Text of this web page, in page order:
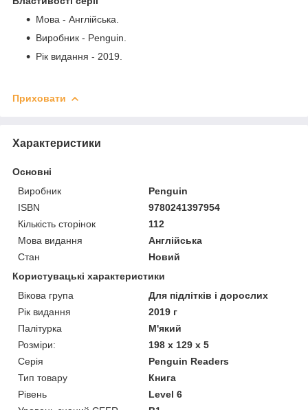
Мова - Англійська.
Виробник - Penguin.
Рік видання - 2019.
Приховати
Характеристики
Основні
Виробник
Penguin
ISBN
9780241397954
Кількість сторінок
112
Мова видання
Англійська
Стан
Новий
Користувацькі характеристики
Вікова група
Для підлітків і дорослих
Рік видання
2019 г
Палітурка
М'який
Розміри:
198 x 129 x 5
Серія
Penguin Readers
Тип товару
Книга
Рівень
Level 6